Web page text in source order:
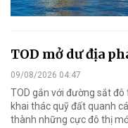
TOD mở dư địa
09/08/2026 04:47
TOD gắn với đường sắt
khai thác quỹ đất quanh
thành những cực đô thị